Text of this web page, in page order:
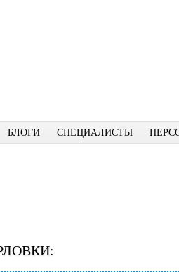
БЛОГИ СПЕЦИАЛИСТЫ